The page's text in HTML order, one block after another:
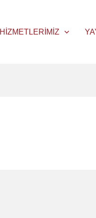
HIZMETLERIMIZ